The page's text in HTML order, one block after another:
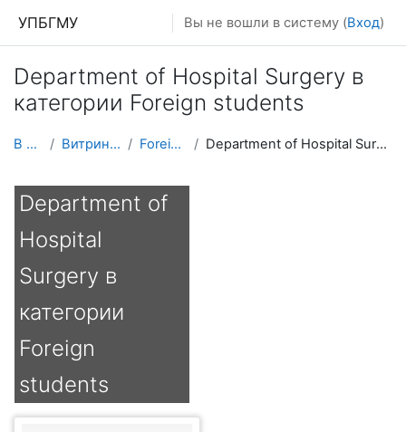
УПБГМУ Вы не вошли в систему (Вход)
Department of Hospital Surgery в
категории Foreign students
В начало Витрина курсов 3KL Foreign students Department of Hospital Surgery в категории Foreign students
Department of
Hospital
Surgery в
категории
Foreign
students